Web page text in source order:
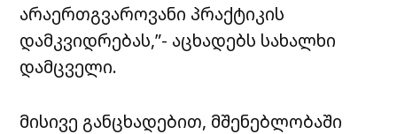
არაერთგვაროვანი პრაქტიკის
დამკვიდრებას,”- აცხადებს სახალხი
დამცველი.
მისივე განცხადებით, მშენებლობაში